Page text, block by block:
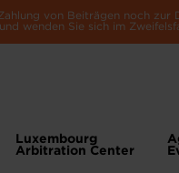
von Beiträgen noch
wenden Sie sich im
Luxembourg
Arbitration Center